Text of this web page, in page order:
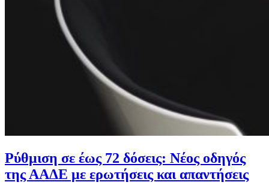
Ρύθμιση σε έως 72 δόσεις: Νέος οδηγός
της ΑΑΔΕ με ερωτήσεις και απαντήσεις